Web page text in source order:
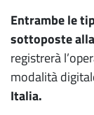
Entrambe le
sottoposte
registrerà
modalità
Italia.